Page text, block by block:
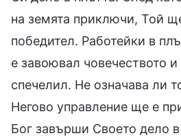
на земята приключи, Той
победител. Работейки в
е завоювал човечеството
спечелил. Не означава ли
Негово управление ще е
Бог завърши Своето дело